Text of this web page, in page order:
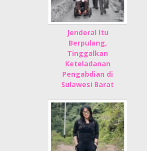
Jenderal Itu
Berpulang,
Tinggalkan
Keteladanan
Pengabdian di
Sulawesi Barat